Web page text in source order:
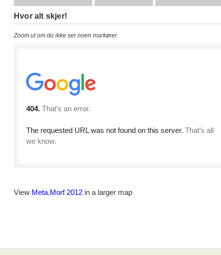
Hvor alt skjer!
Zoom ut om du ikke ser noen markører.
View Meta.Morf 2012 in a larger map